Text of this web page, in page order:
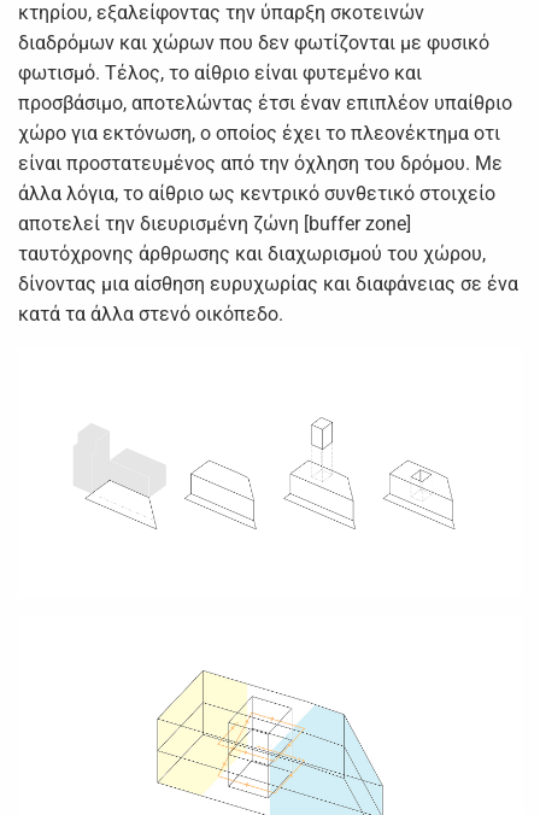
κτηρίου, εξαλείφοντας την ύπαρξη σκοτεινών
διαδρόμων και χώρων που δεν φωτίζονται με φυσικό
φωτισμό. Τέλος, το αίθριο είναι φυτεμένο και
προσβάσιμο, αποτελώντας έτσι έναν επιπλέον υπαίθριο
χώρο για εκτόνωση, ο οποίος έχει το πλεονέκτημα οτι
είναι προστατευμένος από την όχληση του δρόμου. Με
άλλα λόγια, το αίθριο ως κεντρικό συνθετικό στοιχείο
αποτελεί την διευρισμένη ζώνη [buffer zone]
ταυτόχρονης άρθρωσης και διαχωρισμού του χώρου,
δίνοντας μια αίσθηση ευρυχωρίας και διαφάνειας σε ένα
κατά τα άλλα στενό οικόπεδο.